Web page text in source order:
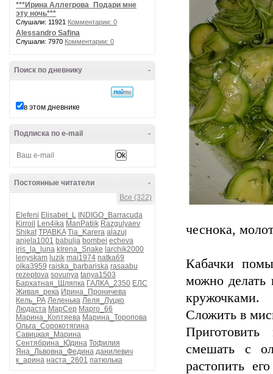
***Ирина Аллегрова_Подари мне
эту ночь***
Слушали: 11921 Комментарии: 0
Alessandro Safina
Слушали: 7970 Комментарии: 0
-
Поиск по дневнику
в этом дневнике
-
Подписка по e-mail
-
Постоянные читатели
Все (322)
Elefeni Elisabet_L INDIGO_Barracuda
Kirroil
Len4ika ManPatiik Razgulyaev
Shikat TPABKA Tia_Karera alazuj
anjela1001 babulja bombei echeva
iris_la_luna kIrena_Snake larchik2000
lenyskam luzik mai1974 natka69
olka3959 raiska_barbariska rasaabu
rezeptova sovunya tanya1503
Бархатная_Шляпка ГАЛКА_2350 ЕЛС
Живая_река Ирина_Проничева
Кель_РА Леленька Леля_Луцко
Людаста МарСер Марго_66
Марина_Коптяева Марина_Торопова
Ольга_Сорокотягина
Савицкая_Марина
Сентябрина_Юдина Тофилия
Яна_Львовна_Федина данилевич
к_арина наста_2601 патюлька
чеснока,
Кабачки
можно делать
кружочками.
Сложить в
смешать с
растопить